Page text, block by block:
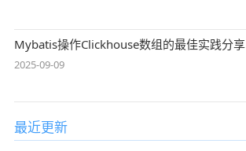
Mybatis操作Clickhouse数组的最佳实践分享
2025-09-09
最近更新